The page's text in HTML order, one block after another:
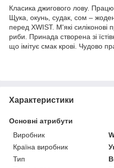
Класика джигового лову.
Щука, окунь, судак, сом –
перед XWIST. М'які силіконові
риби. Принада створена зі
що імітує смак крові. Чудово
Характеристики
Основні атрибути
Виробник
Країна виробник
Тип